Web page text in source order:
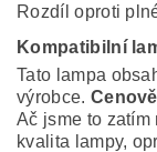
Rozdíl oproti
Kompatibilní
Tato lampa
výrobce.
Ač jsme to
kvalita lampy,